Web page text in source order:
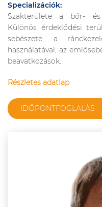
Specializációk:
Szakterülete a bőr- és
Különös érdeklődési
sebészete, a
használatával, az
beavatkozások.
Részletes adatlap
IDŐPONTFOGLALÁS